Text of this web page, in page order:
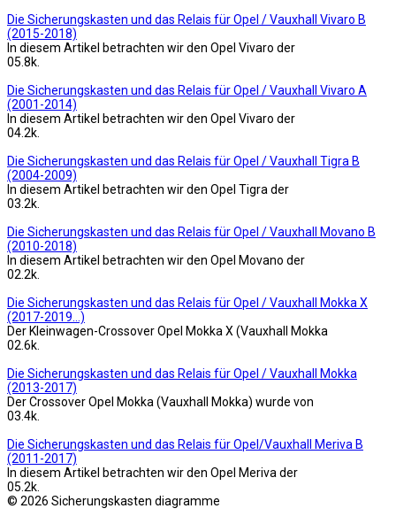
Die Sicherungskasten und das Relais für Opel / Vauxhall Vivaro B
(2015-2018)
In diesem Artikel betrachten wir den Opel Vivaro der
05.8k.
Die Sicherungskasten und das Relais für Opel / Vauxhall Vivaro A
(2001-2014)
In diesem Artikel betrachten wir den Opel Vivaro der
04.2k.
Die Sicherungskasten und das Relais für Opel / Vauxhall Tigra B
(2004-2009)
In diesem Artikel betrachten wir den Opel Tigra der
03.2k.
Die Sicherungskasten und das Relais für Opel / Vauxhall Movano B
(2010-2018)
In diesem Artikel betrachten wir den Opel Movano der
02.2k.
Die Sicherungskasten und das Relais für Opel / Vauxhall Mokka X
(2017-2019…)
Der Kleinwagen-Crossover Opel Mokka X (Vauxhall Mokka
02.6k.
Die Sicherungskasten und das Relais für Opel / Vauxhall Mokka
(2013-2017)
Der Crossover Opel Mokka (Vauxhall Mokka) wurde von
03.4k.
Die Sicherungskasten und das Relais für Opel/Vauxhall Meriva B
(2011-2017)
In diesem Artikel betrachten wir den Opel Meriva der
05.2k.
© 2026 Sicherungskasten diagramme